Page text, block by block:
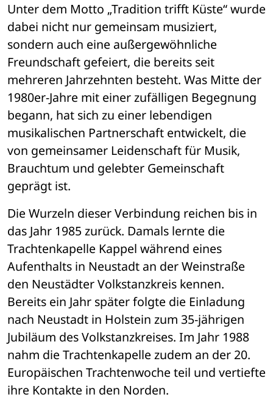
Unter dem Motto „Tradition trifft Küste“ wurde
dabei nicht nur gemeinsam musiziert,
sondern auch eine außergewöhnliche
Freundschaft gefeiert, die bereits seit
mehreren Jahrzehnten besteht. Was Mitte der
1980er-Jahre mit einer zufälligen Begegnung
begann, hat sich zu einer lebendigen
musikalischen Partnerschaft entwickelt, die
von gemeinsamer Leidenschaft für Musik,
Brauchtum und gelebter Gemeinschaft
geprägt ist.
Die Wurzeln dieser Verbindung reichen bis in
das Jahr 1985 zurück. Damals lernte die
Trachtenkapelle Kappel während eines
Aufenthalts in Neustadt an der Weinstraße
den Neustädter Volkstanzkreis kennen.
Bereits ein Jahr später folgte die Einladung
nach Neustadt in Holstein zum 35-jährigen
Jubiläum des Volkstanzkreises. Im Jahr 1988
nahm die Trachtenkapelle zudem an der 20.
Europäischen Trachtenwoche teil und vertiefte
ihre Kontakte in den Norden.